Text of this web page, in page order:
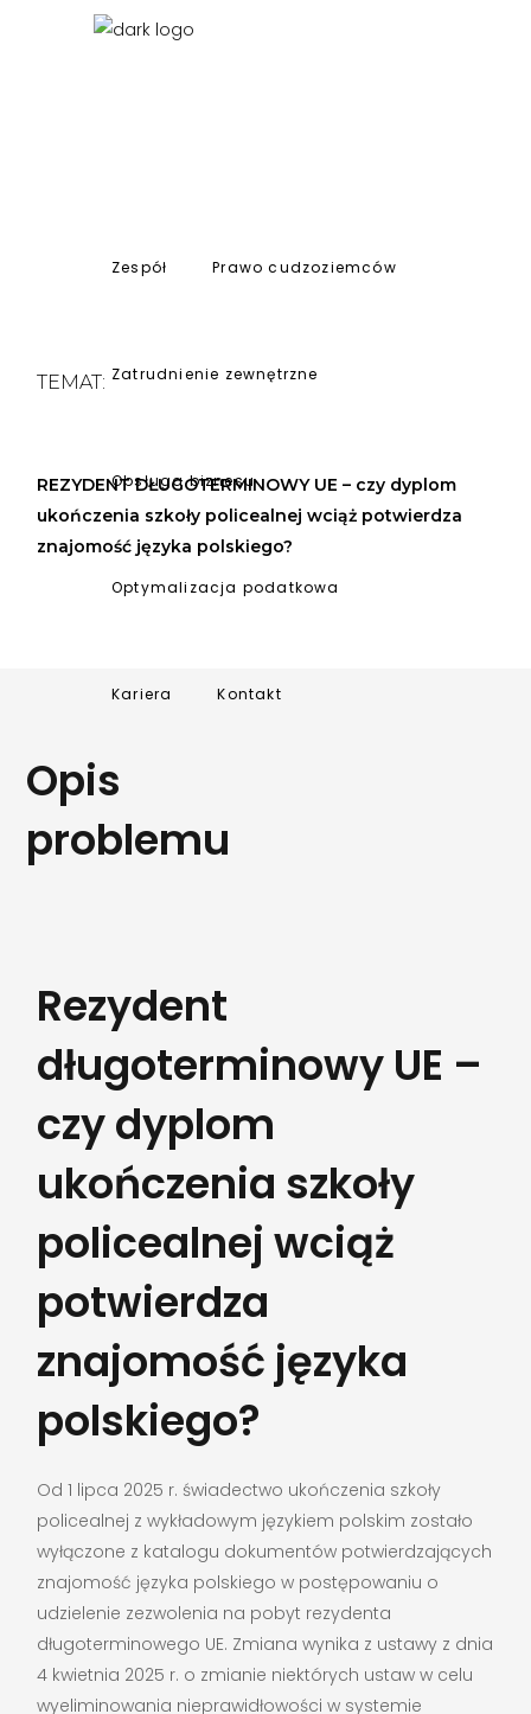
Zespół Prawo cudzoziemców
Zatrudnienie zewnętrzne
Obsługa biznesu
Optymalizacja podatkowa
Kariera Kontakt
TEMAT:
REZYDENT DŁUGOTERMINOWY UE – czy dyplom
ukończenia szkoły policealnej wciąż potwierdza
znajomość języka polskiego?
Opis
problemu
Rezydent
długoterminowy UE –
czy dyplom
ukończenia szkoły
policealnej wciąż
potwierdza
znajomość języka
polskiego?
Od 1 lipca 2025 r. świadectwo ukończenia szkoły
policealnej z wykładowym językiem polskim zostało
wyłączone z katalogu dokumentów potwierdzających
znajomość języka polskiego w postępowaniu o
udzielenie zezwolenia na pobyt rezydenta
długoterminowego UE. Zmiana wynika z ustawy z dnia
4 kwietnia 2025 r. o zmianie niektórych ustaw w celu
wyeliminowania nieprawidłowości w systemie